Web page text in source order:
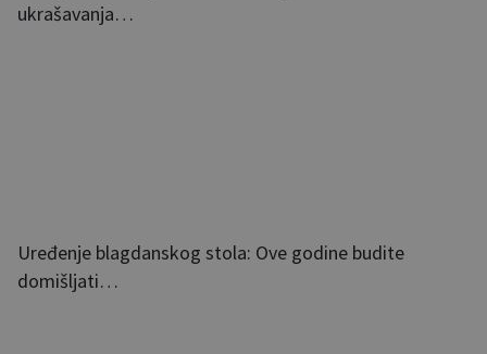
ukrašavanja…
Uređenje blagdanskog stola: Ove godine budite
domišljati…